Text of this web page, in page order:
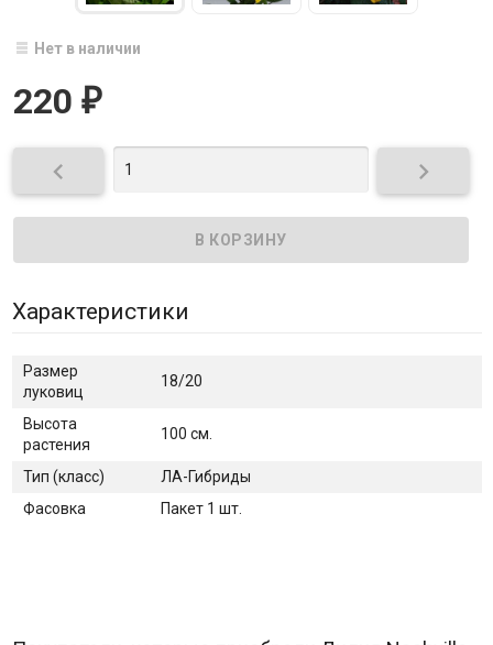
Нет в наличии
220 ₽
 
Характеристики
Размер
луковиц
18/20
Высота
растения
100 см.
Тип (класс)
ЛА-Гибриды
Фасовка
Пакет 1 шт.